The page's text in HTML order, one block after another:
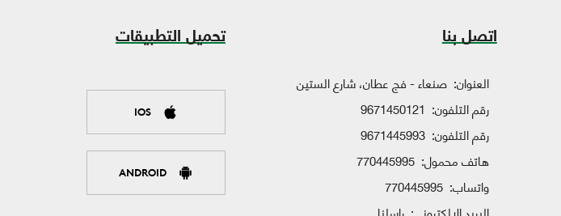
اتصل بنا
العنوان: صنعاء - فج عطان، شارع الستين
رقم التلفون: 9671450121
رقم التلفون: 9671445993
هاتف محمول: 770445995
واتساب: 770445995
تحميل التطبيقات
IOS
ANDROID